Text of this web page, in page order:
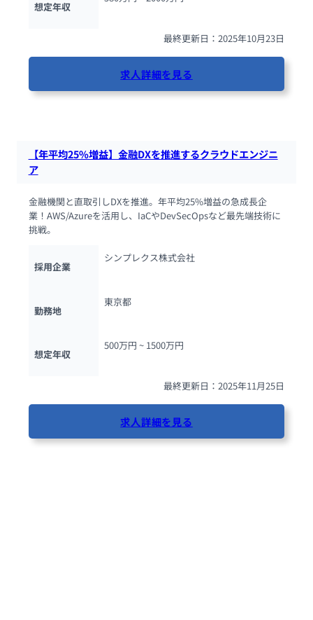
想定年収
最終更新日：2025年10月23日
求人詳細を見る
【年平均25%増益】金融DXを推進するクラウドエンジニ
ア
金融機関と直取引しDXを推進。年平均25%増益の急成長企
業！AWS/Azureを活用し、IaCやDevSecOpsなど最先端技術に
挑戦。
採用企業
シンプレクス株式会社
勤務地
東京都
想定年収
500万円 ~ 1500万円
最終更新日：2025年11月25日
求人詳細を見る